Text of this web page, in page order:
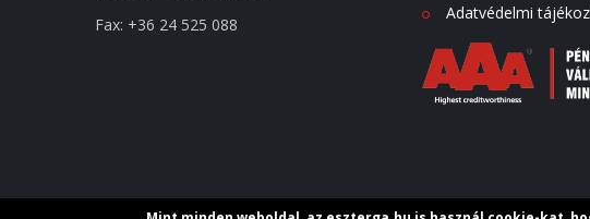
Fax: +36 24 525 088
Adatvédelmi